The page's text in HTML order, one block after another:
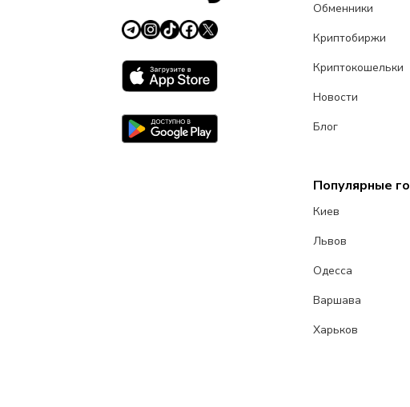
Обменники
Криптобиржи
Криптокошельки
Новости
Блог
Популярные
Киев
Львов
Одесса
Варшава
Харьков